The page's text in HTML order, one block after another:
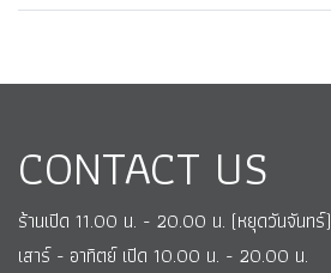
CONTACT US
ร้านเปิด 11.00 น. - 20.00 น. (หยุดวันจันทร์)
เสาร์ - อาทิตย์ เปิด 10.00 น. - 20.00 น.